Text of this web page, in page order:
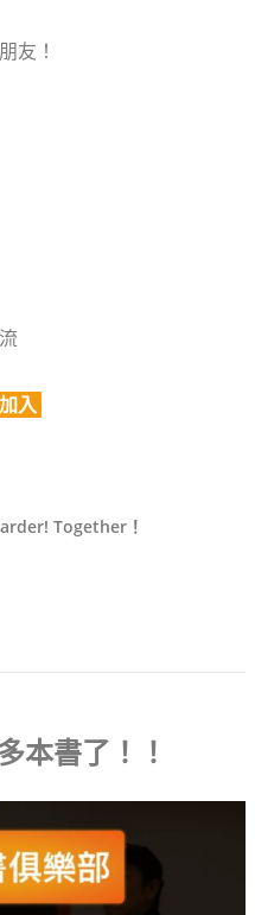
友！
入
Together ！
本書了！！